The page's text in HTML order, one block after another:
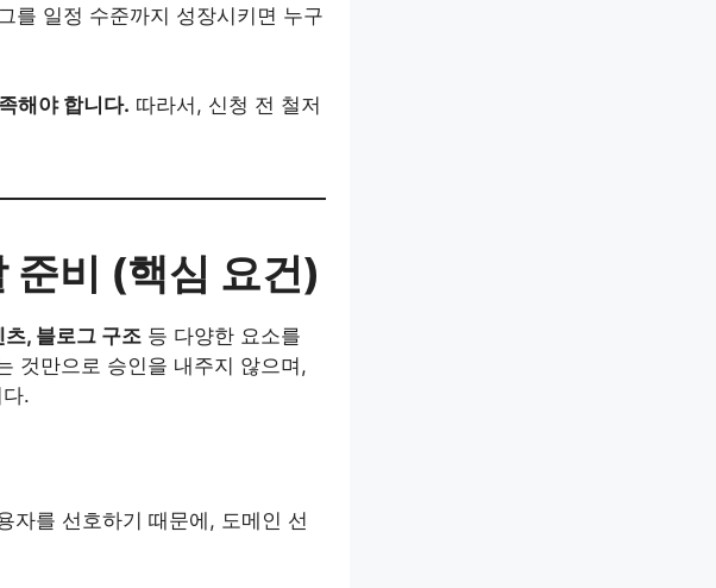
를 일정 수준까지 성장시키면 누구
해야 합니다. 따라서, 신청 전 철저
준비 (핵심 요건)
츠, 블로그 구조 등 다양한 요소를
것만으로 승인을 내주지 않으며,
.
자를 선호하기 때문에, 도메인 선